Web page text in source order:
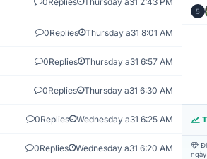
0Replies Thursday a31 8:01 AM
0Replies Thursday a31 6:57 AM
0Replies Thursday a31 6:30 AM
0Replies Wednesday a31 6:25 AM
0Replies Wednesday a31 6:20 AM
5